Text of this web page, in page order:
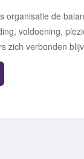
organisatie de
voldoening,
zich verbonden